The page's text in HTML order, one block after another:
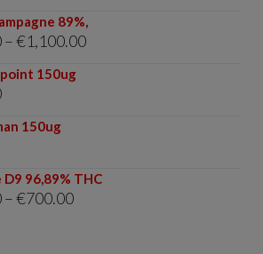
€180.00
89%,
–€1,100.00Price
150ug
150ug
96,89% THC
–€700.00Price